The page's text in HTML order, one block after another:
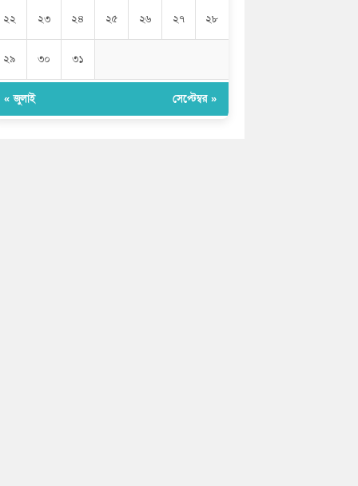
২২ ২৩ ২৪ ২৫ ২৬ ২৭ ২৮
২৯ ৩০ ৩১
« জুলাই সেপ্টেম্বর »